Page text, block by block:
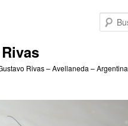
Rivas – Avellaneda – Argentina